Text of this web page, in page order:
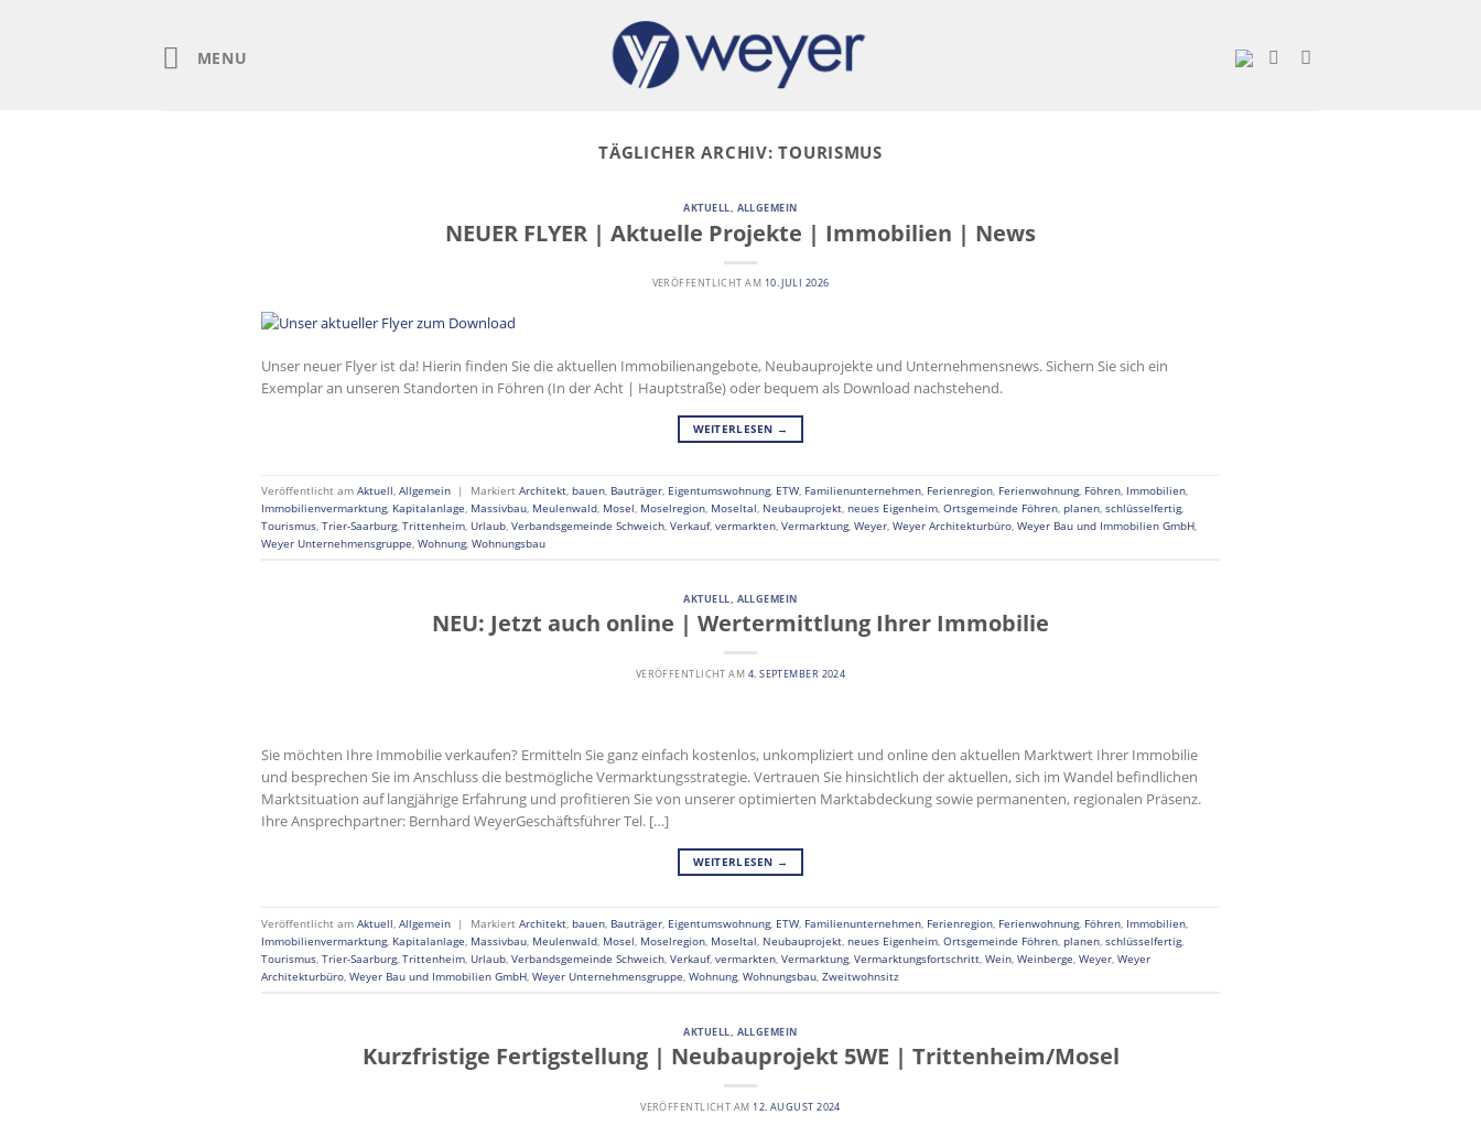
MENU
TÄGLICHER ARCHIV:TOURISMUS
AKTUELL, ALLGEMEIN
NEUER FLYER | Aktuelle Projekte | Immobilien | News
VERÖFFENTLICHT AM 10. JULI 2026
Unser neuer Flyer ist da! Hierin finden Sie die aktuellen Immobilienangebote, Neubauprojekte und Unternehmensnews. Sichern Sie sich ein
Exemplar an unseren Standorten in Föhren (In der Acht | Hauptstraße) oder bequem als Download nachstehend.
WEITERLESEN →
Veröffentlicht am Aktuell Allgemein | Markiert Architekt bauen Bauträger Eigentumswohnung, ETW Familienunternehmen Ferienregion Ferienwohnung, Föhren Immobilien
Immobilienvermarktung, Kapitalanlage Massivbau Meulenwald Mosel Moselregion Moseltal Neubauprojekt neues Eigenheim Ortsgemeinde Föhren planen schlüsselfertig,
Tourismus Trier-Saarburg, Trittenheim Urlaub Verbandsgemeinde Schweich Verkauf, vermarkten Vermarktung, Weyer Weyer Architekturbüro Weyer Bau und Immobilien GmbH
Weyer Unternehmensgruppe Wohnung, Wohnungsbau
AKTUELL, ALLGEMEIN
NEU: Jetzt auch online | Wertermittlung Ihrer Immobilie
VERÖFFENTLICHT AM 4. SEPTEMBER 2024
Sie möchten Ihre Immobilie verkaufen? Ermitteln Sie ganz einfach kostenlos, unkompliziert und online den aktuellen Marktwert Ihrer Immobilie
und besprechen Sie im Anschluss die bestmögliche Vermarktungsstrategie. Vertrauen Sie hinsichtlich der aktuellen, sich im Wandel befindlichen
Marktsituation auf langjährige Erfahrung und profitieren Sie von unserer optimierten Marktabdeckung sowie permanenten, regionalen Präsenz.
Ihre Ansprechpartner: Bernhard WeyerGeschäftsführer Tel. […]
WEITERLESEN →
Veröffentlicht am Aktuell Allgemein | Markiert Architekt bauen Bauträger Eigentumswohnung, ETW Familienunternehmen Ferienregion Ferienwohnung, Föhren Immobilien
Immobilienvermarktung, Kapitalanlage Massivbau Meulenwald Mosel Moselregion Moseltal Neubauprojekt neues Eigenheim Ortsgemeinde Föhren planen schlüsselfertig,
Tourismus Trier-Saarburg, Trittenheim Urlaub Verbandsgemeinde Schweich Verkauf, vermarkten Vermarktung, Vermarktungsfortschritt Wein Weinberge Weyer Weyer
Architekturbüro Weyer Bau und Immobilien GmbH Weyer Unternehmensgruppe Wohnung, Wohnungsbau Zweitwohnsitz
AKTUELL, ALLGEMEIN
Kurzfristige Fertigstellung | Neubauprojekt 5WE | Trittenheim/Mosel
VERÖFFENTLICHT AM 12. AUGUST 2024